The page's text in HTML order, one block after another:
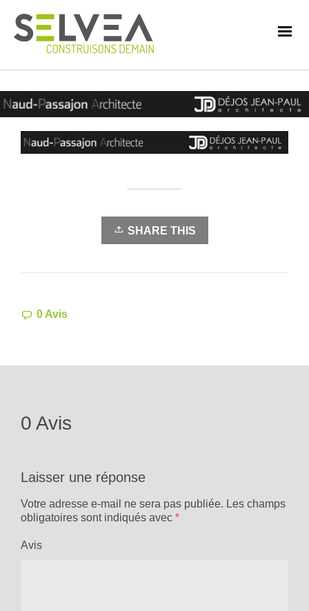
SHARE THIS
0 Avis
0 Avis
Laisser une réponse
Votre adresse e-mail ne sera pas publiée. Les champs
obligatoires sont indiqués avec *
Avis